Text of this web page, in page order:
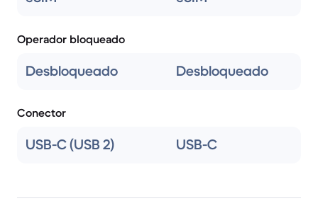
Operador bloqueado
Desbloqueado Desbloqueado
Conector
USB-C (USB 2) USB-C